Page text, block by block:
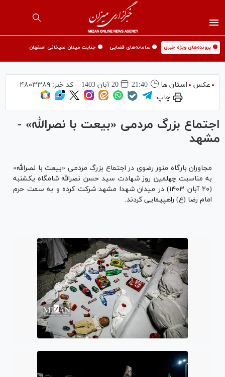
🟡 پرونده‌های ویژه خبری 🟡 سامانه‌های قضایی 🟡 جنایت میدان علیخانی اصفهان
عکس استان ها 21:40 20 آبان 1403 کد خبر:۴۸۰۳۳۸۹
چاپ
اجتماع بزرگ مردمی «بیعت با نصرالله» -
مشهد
مجاوران بارگاه منور رضوی در اجتماع بزرگ مردمی «بیعت با نصرالله»
به مناسبت چهلمین روز شهادت سید حسن نصرالله شامگاه یکشنبه
(۲۰ آبان ۱۴۰۳) در میدان شهدا مشهد شرکت کرده و به سمت حرم
امام رضا (ع) راهپیمایی کردند.